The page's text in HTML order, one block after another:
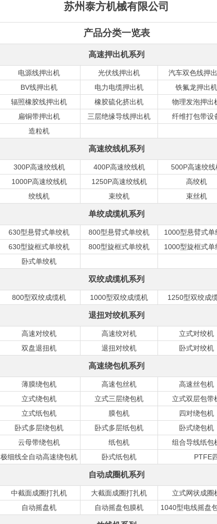
苏州泰方机械有限公司
产品分类一览表
高速押出机系列
电源线押出机 光伏线押出机 汽车双色线押
BV线押出机 电力电缆押出机 铁氟龙押出机
辐照橡胶线押出机 橡胶硫化挤出机 物理发泡押出
扁铜带押出机 三层绝缘导线押出机 纤维打包带设
造粒机
高速绞线机系列
300P高速绞线机 400P高速绞线机 500P高速绞线
1000P高速绞线机 1250P高速绞线机 高绞机
绞线机 束绞机 束丝机
单绞成缆机系列
630型悬臂式单绞机 800型悬臂式单绞机 1000型悬臂式单
630型旋框式单绞机 800型旋框式单绞机 1000型旋框式单
卧式单绞机
双绞成缆机系列
800型双绞成缆机 1000型双绞成缆机 1250型双绞成
退扭对绞机系列
高速对绞机 高速绞对机 立式对绞机
双盘退扭机 退扭对绞机 卧式对绞机
高速绕包机系列
薄膜绕包机 高速包丝机 高速丝包机
立式绕包机 立式三层绕包机 立式双层包带
立式纸包机 膜包机 四对绕包机
卧式多层绕包机 卧式多层纸包机 卧式绕包机
云母带绕包机 纸包机
组合导线纸包
极细线全自动高速绕包机 卧式纸包机 PTFE
自动成圈机系列
中截面成圈打扎机 大截面成圈打扎机 立式网状成圈
自动摇盘机 自动摇盘包膜机 1040型电线摇盘